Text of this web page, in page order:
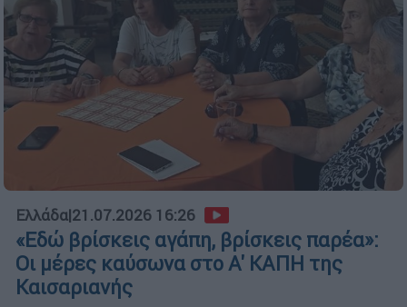
Ελλάδα|21.07.2026 16:26
«Εδώ βρίσκεις αγάπη, βρίσκεις παρέα»:
Οι μέρες καύσωνα στο Α' ΚΑΠΗ της
Καισαριανής